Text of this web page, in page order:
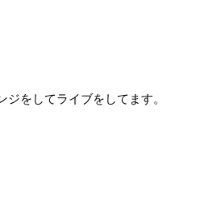
ジをしてライブをしてます。